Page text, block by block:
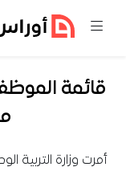
قائمة
أمرت وزارة التربية